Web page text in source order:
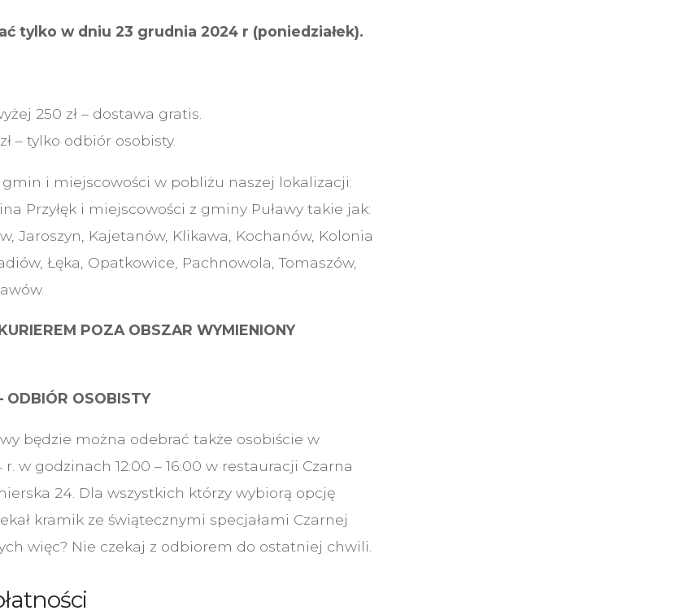
tylko w dniu 23 grudnia 2024 r (poniedziałek).
250 zł – dostawa gratis.
– tylko odbiór osobisty.
i miejscowości w pobliżu naszej lokalizacji:
Przyłęk i miejscowości z gminy Puławy takie jak:
Jaroszyn, Kajetanów, Klikawa, Kochanów, Kolonia
Łęka, Opatkowice, Pachnowola, Tomaszów,
POZA OBSZAR WYMIENIONY
OSOBISTY
będzie można odebrać także osobiście w
w godzinach 12:00 – 16:00 w restauracji Czarna
24. Dla wszystkich którzy wybiorą opcję
kramik ze świątecznymi specjałami Czarnej
więc? Nie czekaj z odbiorem do ostatniej chwili.